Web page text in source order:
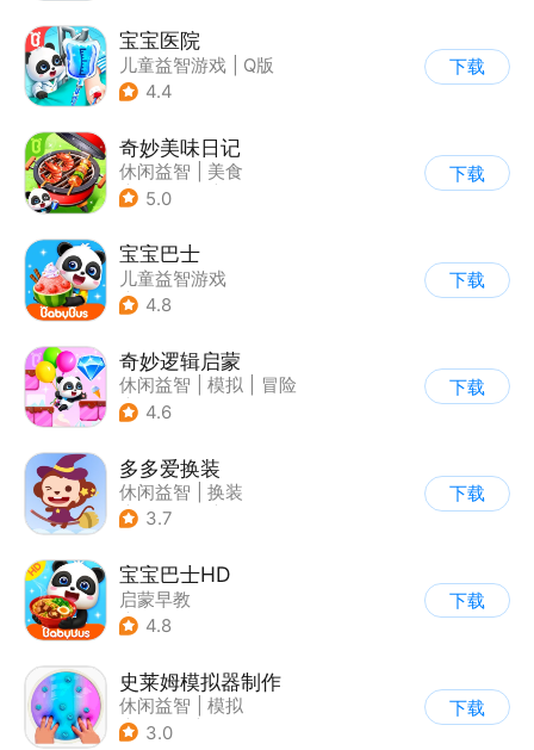
宝宝医院
儿童益智游戏
Q版
4.4
下载
奇妙美味日记
休闲益智
美食
| 宝宝巴士
5.0
下载
宝宝巴士
儿童益智游戏
| 启蒙早教
4.8
下载
奇妙逻辑启蒙
休闲益智 模拟
冒险
| 宝宝巴士
4.6
下载
多多爱换装
休闲益智
换装
| 儿童游戏
3.7
下载
宝宝巴士HD
启蒙早教
| 儿童益智游戏
4.8
下载
史莱姆模拟器制作
休闲益智
模拟
| 史莱姆
3.0
下载